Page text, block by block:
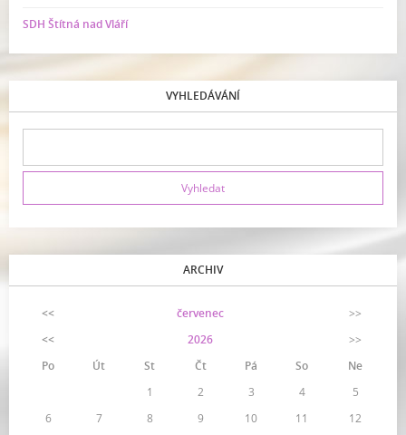
SDH Štítná nad Vláří
VYHLEDÁVÁNÍ
ARCHIV
<< červenec
>>
<<
2026
>>
Po
Út St Čt Pá So
Ne
1
2 3 4
5
6
7 8 9 10 11
12